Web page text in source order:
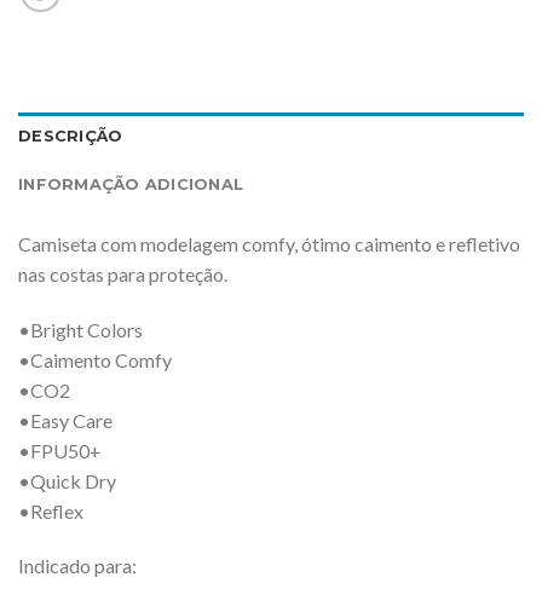
DESCRIÇÃO
INFORMAÇÃO ADICIONAL
Camiseta com modelagem comfy, ótimo caimento e refletivo
nas costas para proteção.
•Bright Colors
•Caimento Comfy
•CO2
•Easy Care
•FPU50+
•Quick Dry
•Reflex
Indicado para: